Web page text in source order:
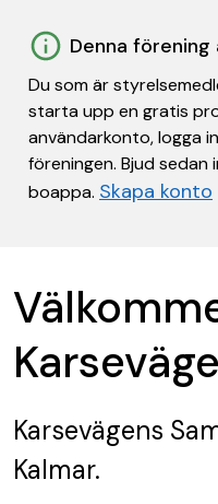
Denna
Du som är
starta upp en gratis
användarkonto, logga
föreningen. Bjud sedan
boappa. Skapa konto
Karsevägens
Kalmar.